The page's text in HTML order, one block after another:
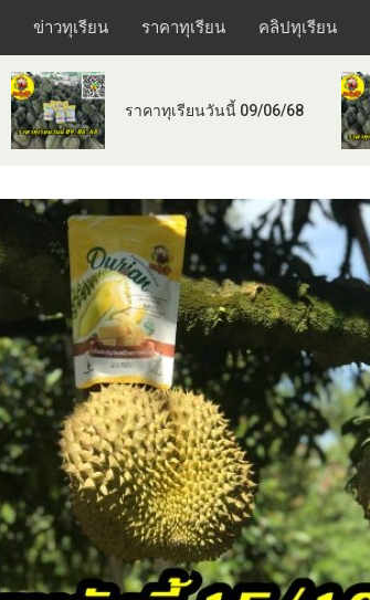
ข่าวทุเรียน ราคาทุเรียน คลิปทุเรียน
ราคาทุเรียนวันนี้ 09/06/68